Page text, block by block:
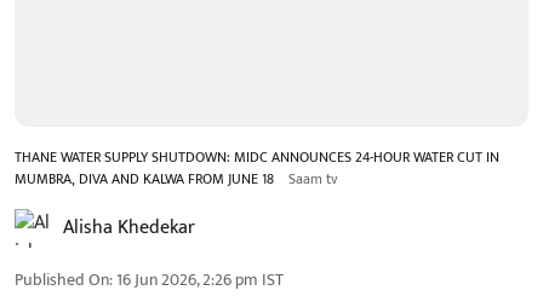
THANE WATER SUPPLY SHUTDOWN: MIDC ANNOUNCES 24-HOUR WATER CUT IN
MUMBRA, DIVA AND KALWA FROM JUNE 18 Saam tv
Alisha Khedekar
Published On:16 Jun 2026, 2:26 pm IST